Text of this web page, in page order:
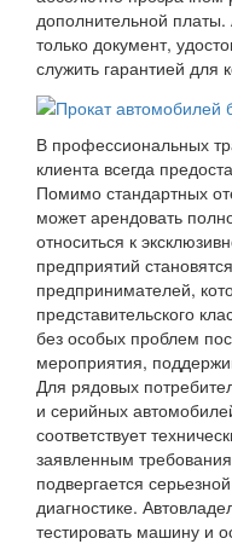
дополнительной платы.
только документ,
служить гарантией для
В профессиональных
клиента всегда
Помимо стандартных
может арендовать
относиться к
предприятий
предпринимателей,
представительского
без особых проблем
мероприятия,
Для рядовых
и серийных
соответствует
заявленным
подвергается
диагностике.
тестировать машину и